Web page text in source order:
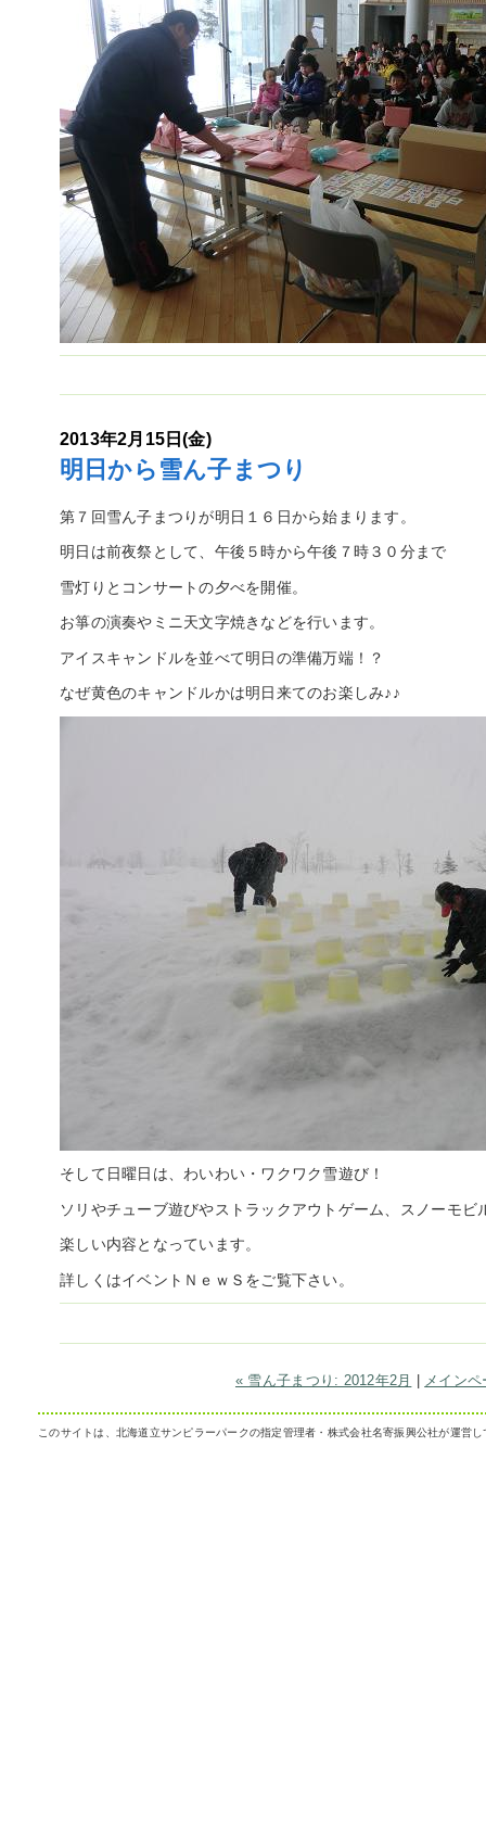
2013年2月15日(金)
明日から雪ん子まつり
第７回雪ん子まつりが明日１６日から始まります。
明日は前夜祭として、午後５時から午後７時３０分まで
雪灯りとコンサートの夕べを開催。
お箏の演奏やミニ天文字焼きなどを行います。
アイスキャンドルを並べて明日の準備万端！？
なぜ黄色のキャンドルかは明日来てのお楽しみ♪♪
そして日曜日は、わいわい・ワクワク雪遊び！
ソリやチューブ遊びやストラックアウトゲーム、スノーモビ
楽しい内容となっています。
詳しくはイベントＮｅｗＳをご覧下さい。
« 雪ん子まつり: 2012年2月 メインペ
このサイトは、北海道立サンピラーパークの指定管理者・株式会社名寄振興公社が運営し